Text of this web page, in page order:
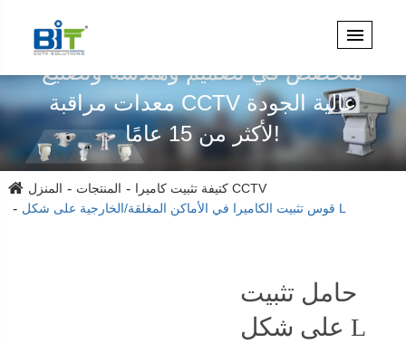
متخصص في تصميم وهندسة وتصنيع
معدات مراقبة CCTV عالية الجودة
لأكثر من 15 عامًا!
المنزل المنتجات
كتيفة تثبيت كاميرا CCTV
قوس تثبيت الكاميرا في الأماكن المغلقة/الخارجية على شكل L
حامل تثبيت
على شكل L